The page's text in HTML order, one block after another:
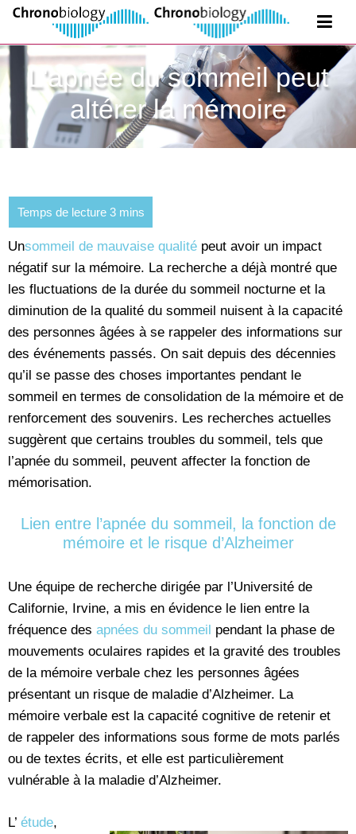
L'apnée du sommeil peut
altérer la mémoire
Unsommeil de mauvaise qualité peut avoir un impact
négatif sur la mémoire. La recherche a déjà montré que
les fluctuations de la durée du sommeil nocturne et la
diminution de la qualité du sommeil nuisent à la capacité
des personnes âgées à se rappeler des informations sur
des événements passés. On sait depuis des décennies
qu’il se passe des choses importantes pendant le
sommeil en termes de consolidation de la mémoire et de
renforcement des souvenirs. Les recherches actuelles
suggèrent que certains troubles du sommeil, tels que
l’apnée du sommeil, peuvent affecter la fonction de
mémorisation.
Lien entre l’apnée du sommeil, la fonction de
mémoire et le risque d’Alzheimer
Une équipe de recherche dirigée par l’Université de
Californie, Irvine, a mis en évidence le lien entre la
fréquence des apnées du sommeil pendant la phase de
mouvements oculaires rapides et la gravité des troubles
de la mémoire verbale chez les personnes âgées
présentant un risque de maladie d’Alzheimer. La
mémoire verbale est la capacité cognitive de retenir et
de rappeler des informations sous forme de mots parlés
ou de textes écrits, et elle est particulièrement
vulnérable à la maladie d’Alzheimer.
L’ étude,